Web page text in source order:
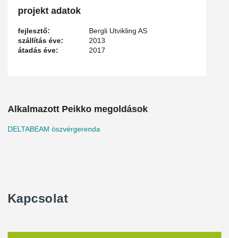
projekt adatok
fejlesztő:
Bergli Utvikling AS
szállítás éve:
2013
átadás éve:
2017
Alkalmazott Peikko megoldások
DELTABEAM öszvérgerenda
Kapcsolat